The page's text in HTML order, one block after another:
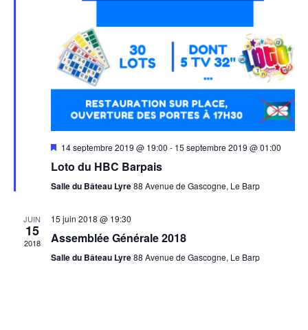
Mis
avant
14 septembre 2019 @ 19:00 - 15 septembre 2019 @ 01:00
Loto du HBC Barpais
Salle du Bâteau Lyre88 Avenue de Gascogne, Le Barp
JUIN
15
2018
15 juin 2018 @ 19:30
Assemblée Générale 2018
Salle du Bâteau Lyre88 Avenue de Gascogne, Le Barp